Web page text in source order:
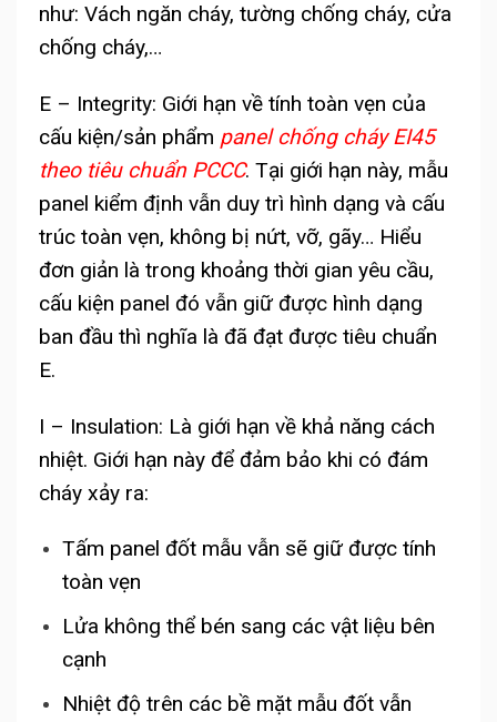
như: Vách ngăn cháy, tường chống cháy, cửa
chống cháy,…
E – Integrity: Giới hạn về tính toàn vẹn của
cấu kiện/sản phẩm panel chống cháy EI45
theo tiêu chuẩn PCCC. Tại giới hạn này, mẫu
panel kiểm định vẫn duy trì hình dạng và cấu
trúc toàn vẹn, không bị nứt, vỡ, gãy… Hiểu
đơn giản là trong khoảng thời gian yêu cầu,
cấu kiện panel đó vẫn giữ được hình dạng
ban đầu thì nghĩa là đã đạt được tiêu chuẩn
E.
I – Insulation: Là giới hạn về khả năng cách
nhiệt. Giới hạn này để đảm bảo khi có đám
cháy xảy ra:
Tấm panel đốt mẫu vẫn sẽ giữ được tính
toàn vẹn
Lửa không thể bén sang các vật liệu bên
cạnh
Nhiệt độ trên các bề mặt mẫu đốt vẫn